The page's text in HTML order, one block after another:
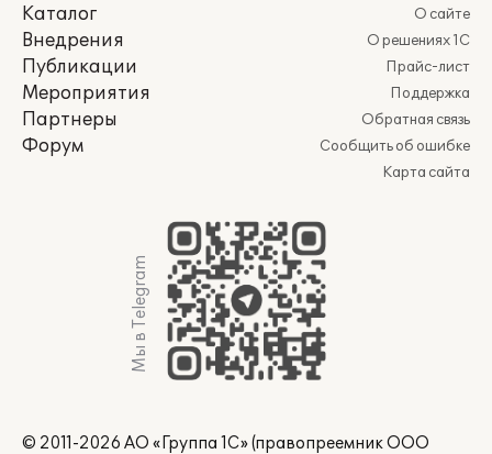
Каталог
Внедрения
Публикации
Мероприятия
Партнеры
Форум
О сайте
О решениях 1С
Прайс-лист
Поддержка
Обратная связь
Сообщить об ошибке
Карта сайта
Мы в Telegram
© 2011-2026 АО «Группа 1С» (правопреемник ООО